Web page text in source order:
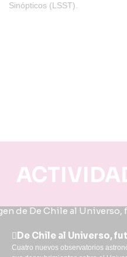
Sinópticos (LSST).
De Chile al Universo,
Cuatro nuevos observatorios